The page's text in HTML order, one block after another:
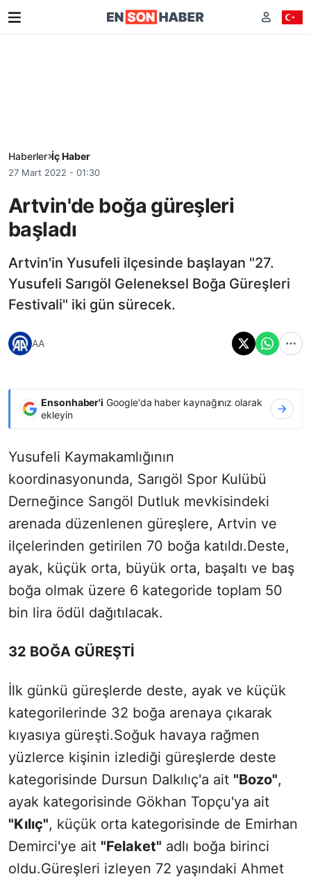
Haberler İç Haber
27 Mart 2022 - 01:30
Artvin'de boğa güreşleri
başladı
Artvin'in Yusufeli ilçesinde başlayan "27.
Yusufeli Sarıgöl Geleneksel Boğa Güreşleri
Festivali" iki gün sürecek.
AA
Ensonhaber'i Google'da haber kaynağınız olarak
ekleyin
Yusufeli Kaymakamlığının
koordinasyonunda, Sarıgöl Spor Kulübü
Derneğince Sarıgöl Dutluk mevkisindeki
arenada düzenlenen güreşlere, Artvin ve
ilçelerinden getirilen 70 boğa katıldı.Deste,
ayak, küçük orta, büyük orta, başaltı ve baş
boğa olmak üzere 6 kategoride toplam 50
bin lira ödül dağıtılacak.
32 BOĞA GÜREŞTİ
İlk günkü güreşlerde deste, ayak ve küçük
kategorilerinde 32 boğa arenaya çıkarak
kıyasıya güreşti.Soğuk havaya rağmen
yüzlerce kişinin izlediği güreşlerde deste
kategorisinde Dursun Dalkılıç'a ait "Bozo",
ayak kategorisinde Gökhan Topçu'ya ait
"Kılıç", küçük orta kategorisinde de Emirhan
Demirci'ye ait "Felaket" adlı boğa birinci
oldu.Güreşleri izleyen 72 yaşındaki Ahmet